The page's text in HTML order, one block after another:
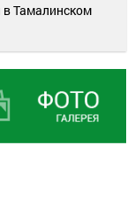
в Тамалинском